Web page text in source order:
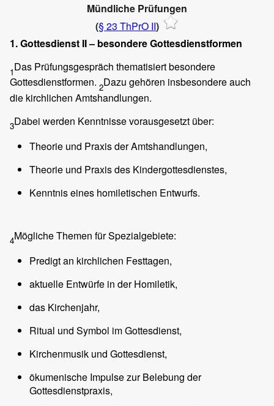
Mündliche Prüfungen
(§ 23 ThPrO II)
1. Gottesdienst II – besondere Gottesdienstformen
1Das Prüfungsgespräch thematisiert besondere
Gottesdienstformen. 2Dazu gehören insbesondere auch
die kirchlichen Amtshandlungen.
3Dabei werden Kenntnisse vorausgesetzt über:
Theorie und Praxis der Amtshandlungen,
Theorie und Praxis des Kindergottesdienstes,
Kenntnis eines homiletischen Entwurfs.
4Mögliche Themen für Spezialgebiete:
Predigt an kirchlichen Festtagen,
aktuelle Entwürfe in der Homiletik,
das Kirchenjahr,
Ritual und Symbol im Gottesdienst,
Kirchenmusik und Gottesdienst,
ökumenische Impulse zur Belebung der
Gottesdienstpraxis,